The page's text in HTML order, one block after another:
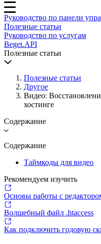
Руководство по панели
Полезные статьи
Руководство по услугам
Beget.API
Полезные статьи
Полезные статьи
Другое
Видео:
хостинге
Содержание
Содержание
Таймкоды для видео
Рекомендуем изучить
Основы работы с
Волшебный файл .htaccess
Как подключить годовую